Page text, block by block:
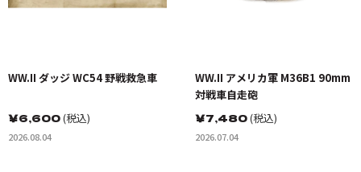
WW.II ダッジ WC54 野戦救急車
￥6,600(税込)
2026.08.04
WW.II アメリカ軍 M36B1 90mm
対戦車自走砲
￥7,480(税込)
2026.07.04